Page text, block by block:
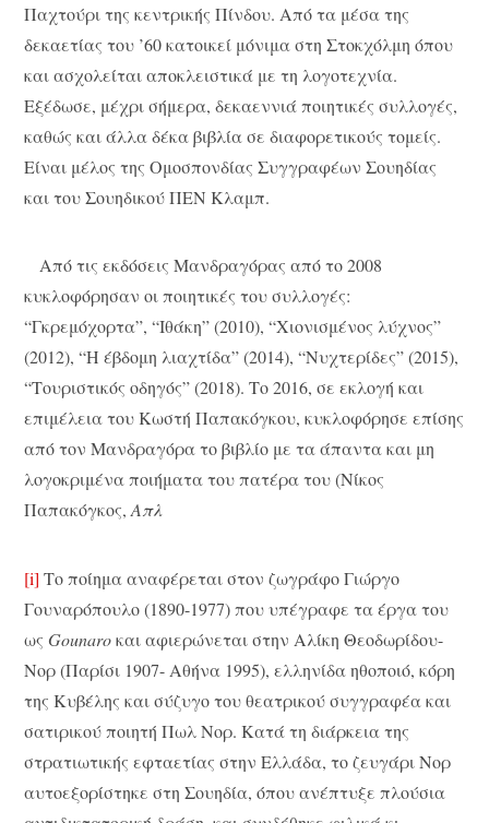
Παχτούρι της κεντρικής Πίνδου. Από τα μέσα της
δεκαετίας του ’60 κατοικεί μόνιμα στη Στοκχόλμη όπου
και ασχολείται αποκλειστικά με τη λογοτεχνία.
Εξέδωσε, μέχρι σήμερα, δεκαεννιά ποιητικές συλλογές,
καθώς και άλλα δέκα βιβλία σε διαφορετικούς τομείς.
Είναι μέλος της Ομοσπονδίας Συγγραφέων Σουηδίας
και του Σουηδικού ΠΕΝ Κλαμπ.
Από τις εκδόσεις Μανδραγόρας από το 2008
κυκλοφόρησαν οι ποιητικές του συλλογές:
“Γκρεμόχορτα”, “Ιθάκη” (2010), “Χιονισμένος λύχνος”
(2012), “Η έβδομη λιαχτίδα” (2014), “Νυχτερίδες” (2015),
“Τουριστικός οδηγός” (2018). Το 2016, σε εκλογή και
επιμέλεια του Κωστή Παπακόγκου, κυκλοφόρησε επίσης
από τον Μανδραγόρα το βιβλίο με τα άπαντα και μη
λογοκριμένα ποιήματα του πατέρα του (Νίκος
Παπακόγκος,Απλ
[i] Το ποίημα αναφέρεται στον ζωγράφο Γιώργο
Γουναρόπουλο (1890-1977) που υπέγραφε τα έργα του
ωςGounaroκαι αφιερώνεται στην Αλίκη Θεοδωρίδου-
Νορ (Παρίσι 1907- Αθήνα 1995), ελληνίδα ηθοποιό, κόρη
της Κυβέλης και σύζυγο του θεατρικού συγγραφέα και
σατιρικού ποιητή Πωλ Νορ. Κατά τη διάρκεια της
στρατιωτικής εφταετίας στην Ελλάδα, το ζευγάρι Νορ
αυτοεξορίστηκε στη Σουηδία, όπου ανέπτυξε πλούσια